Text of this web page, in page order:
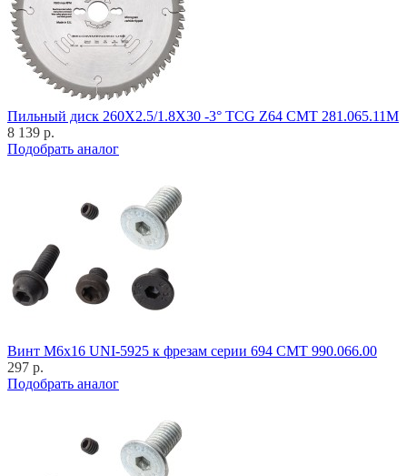
Пильный диск 260X2.5/1.8X30 -3° TCG Z64 CMT 281.065.11M
8 139 р.
Подобрать аналог
Винт M6x16 UNI-5925 к фрезам серии 694 CMT 990.066.00
297 р.
Подобрать аналог